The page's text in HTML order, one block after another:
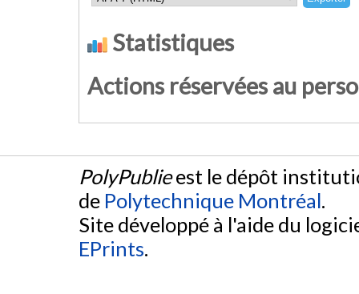
Statistiques
Actions réservées au
PolyPublieest le dépôt
de Polytechnique Montréal.
Site développé à l'aide du
EPrints.